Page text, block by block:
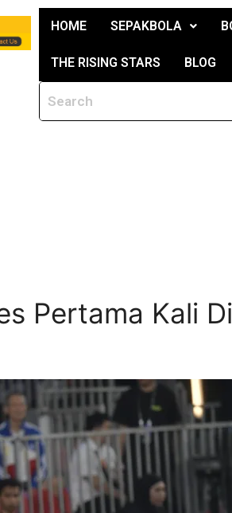
HOME SEPAKBOLA
THE RISING STARS BLOG
Pertama Kali